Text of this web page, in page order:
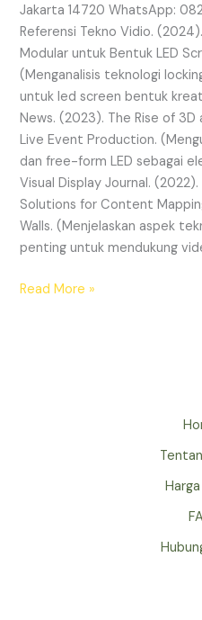
Jakarta 14720 WhatsApp:
Referensi Tekno Vidio.
Modular untuk Bentuk LED
(Menganalisis teknologi
untuk led screen bentuk
News. (2023). The Rise of 3D
Live Event Production.
dan free-form LED sebagai
Visual Display Journal.
Solutions for Content
Walls. (Menjelaskan aspek
penting untuk mendukung
Read More »